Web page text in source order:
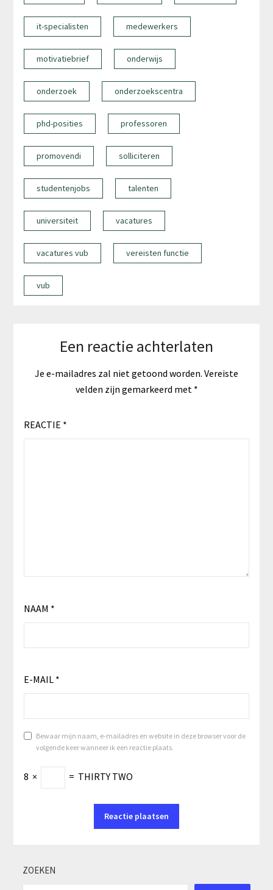
it-specialisten medewerkers
motivatiebrief onderwijs
onderzoek onderzoekscentra
phd-posities professoren
promovendi solliciteren
studentenjobs talenten
universiteit vacatures
vacatures vub vereisten functie
vub
Een reactie achterlaten
Je e-mailadres zal niet getoond worden. Vereiste
velden zijn gemarkeerd met *
REACTIE *
NAAM *
E-MAIL *
Bewaar mijn naam, e-mailadres en website in deze browser voor de
volgende keer wanneer ik een reactie plaats.
8 × = THIRTY TWO
ZOEKEN